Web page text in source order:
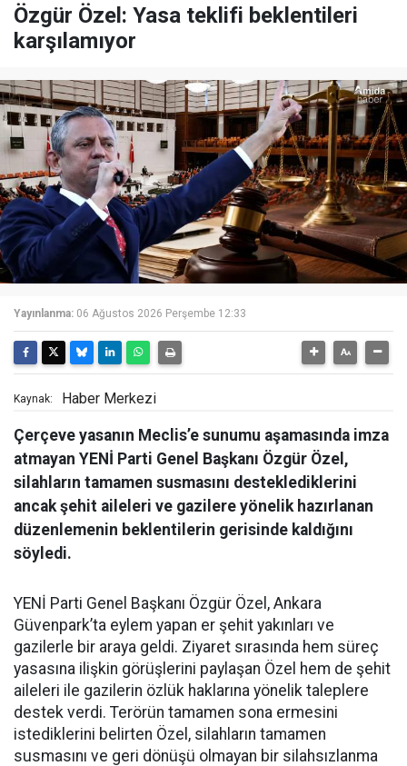
Özgür Özel: Yasa teklifi beklentileri
karşılamıyor
Yayınlanma: 06 Ağustos 2026 Perşembe 12:33
Kaynak: Haber Merkezi
Çerçeve yasanın Meclis’e sunumu aşamasında imza
atmayan YENİ Parti Genel Başkanı Özgür Özel,
silahların tamamen susmasını desteklediklerini
ancak şehit aileleri ve gazilere yönelik hazırlanan
düzenlemenin beklentilerin gerisinde kaldığını
söyledi.
YENİ Parti Genel Başkanı Özgür Özel, Ankara
Güvenpark’ta eylem yapan er şehit yakınları ve
gazilerle bir araya geldi. Ziyaret sırasında hem süreç
yasasına ilişkin görüşlerini paylaşan Özel hem de şehit
aileleri ile gazilerin özlük haklarına yönelik taleplere
destek verdi. Terörün tamamen sona ermesini
istediklerini belirten Özel, silahların tamamen
susmasını ve geri dönüşü olmayan bir silahsızlanma